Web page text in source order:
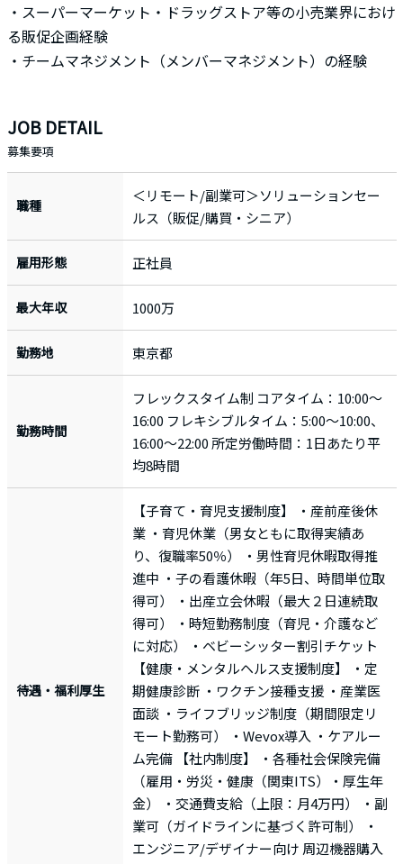
・スーパーマーケット・ドラッグストア等の小売業界におけ
る販促企画経験
・チームマネジメント（メンバーマネジメント）の経験
JOB DETAIL
募集要項
職種
＜リモート/副業可＞ソリューションセー
ルス（販促/購買・シニア）
雇用形態 正社員
最大年収 1000万
勤務地 東京都
勤務時間
フレックスタイム制 コアタイム：10:00～
16:00 フレキシブルタイム：5:00～10:00、
16:00～22:00 所定労働時間：1日あたり平
均8時間
待遇・福利厚生
【子育て・育児支援制度】 ・産前産後休
業 ・育児休業（男女ともに取得実績あ
り、復職率50％） ・男性育児休暇取得推
進中 ・子の看護休暇（年5日、時間単位取
得可） ・出産立会休暇（最大２日連続取
得可） ・時短勤務制度（育児・介護など
に対応） ・ベビーシッター割引チケット
【健康・メンタルヘルス支援制度】 ・定
期健康診断 ・ワクチン接種支援 ・産業医
面談 ・ライフブリッジ制度（期間限定リ
モート勤務可） ・Wevox導入 ・ケアルー
ム完備 【社内制度】 ・各種社会保険完備
（雇用・労災・健康（関東ITS）・厚生年
金） ・交通費支給（上限：月4万円） ・副
業可（ガイドラインに基づく許可制） ・
エンジニア/デザイナー向け 周辺機器購入